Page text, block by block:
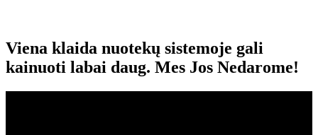
Viena klaida nuotekų sistemoje gali
kainuoti labai daug. Mes Jos Nedarome!